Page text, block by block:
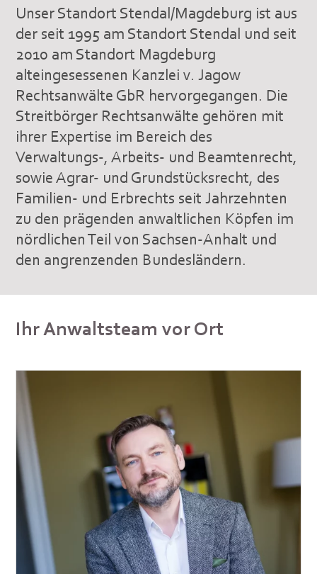
Unser Standort Stendal/Magdeburg ist aus
der seit 1995 am Standort Stendal und seit
2010 am Standort Magdeburg
alteingesessenen Kanzlei v. Jagow
Rechtsanwälte GbR hervorgegangen. Die
Streitbörger Rechtsanwälte gehören mit
ihrer Expertise im Bereich des
Verwaltungs-, Arbeits- und Beamtenrecht,
sowie Agrar- und Grundstücksrecht, des
Familien- und Erbrechts seit Jahrzehnten
zu den prägenden anwaltlichen Köpfen im
nördlichen Teil von Sachsen-Anhalt und
den angrenzenden Bundesländern.
Ihr Anwaltsteam vor Ort
Matthias Albrecht
Vita